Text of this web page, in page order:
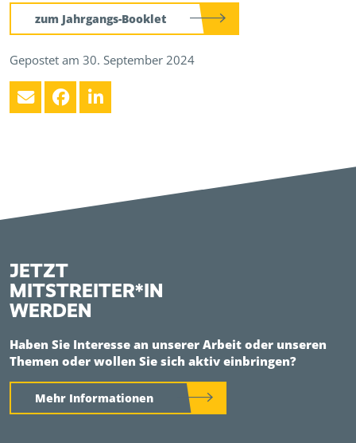
zum Jahrgangs-Booklet
Gepostet am 30. September 2024
JETZT
MITSTREITER*IN
WERDEN
Haben Sie Interesse an unserer Arbeit oder unseren
Themen oder wollen Sie sich aktiv einbringen?
Mehr Informationen